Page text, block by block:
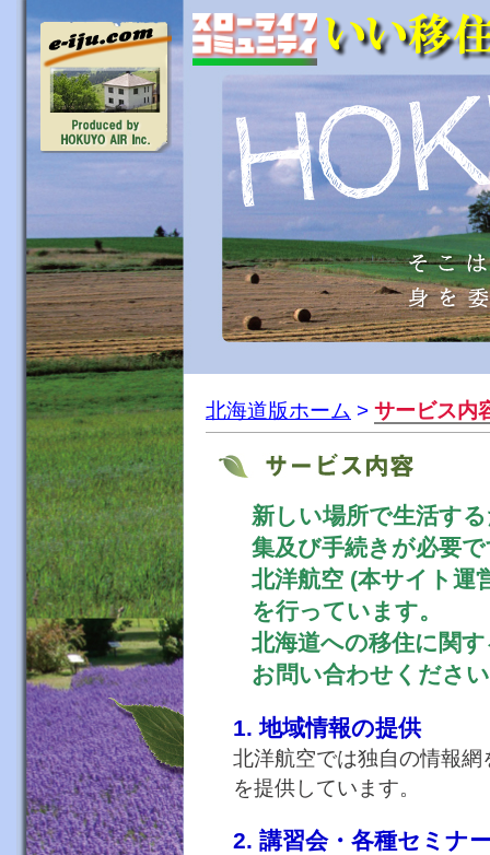
北海道版ホーム > サービス内
新しい場所で生活す
集及び手続きが必要
北洋航空 (本サイト運
を行っています。
北海道への移住に関
お問い合わせくださ
1. 地域情報の提供
北洋航空では独自の情報
を提供しています。
2. 講習会・各種セミナ